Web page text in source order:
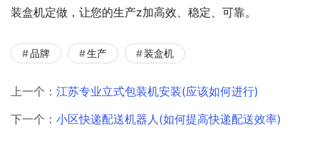
装盒机定做，让您的生产z加高效、稳定、可靠。
品牌 生产 装盒机
上一个： 江苏专业立式包装机安装(应该如何进行)
下一个： 小区快递配送机器人(如何提高快递配送效率)